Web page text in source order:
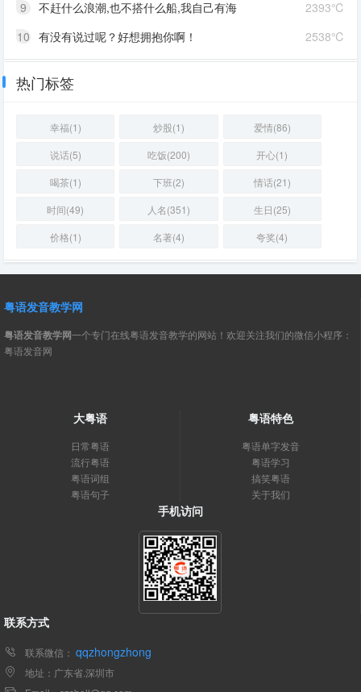
2393℃
9
不赶什么浪潮,也不搭什么船,我自己有海
2538℃
10 有没有说过呢？好想拥抱你啊！
热门标签
幸福(1) 炒股(1)
爱情(86)
说话(5)
吃饭(200)
开心(1)
喝茶(1)
下班(2)
情话(21)
时间(49)
人名(351)
生日(25)
价格(1)
名著(4) 夸奖(4)
粤语发音教学网
粤语发音教学网一个专门在线粤语发音教学的网站！欢迎关注我们的微信小程序：
粤语发音网
大粤语
日常粤语
流行粤语
粤语词组
粤语句子
粤语特色
粤语单字发音
粤语学习
搞笑粤语
关于我们
手机访问
联系方式
联系微信： qqzhongzhong
地址：广东省.深圳市